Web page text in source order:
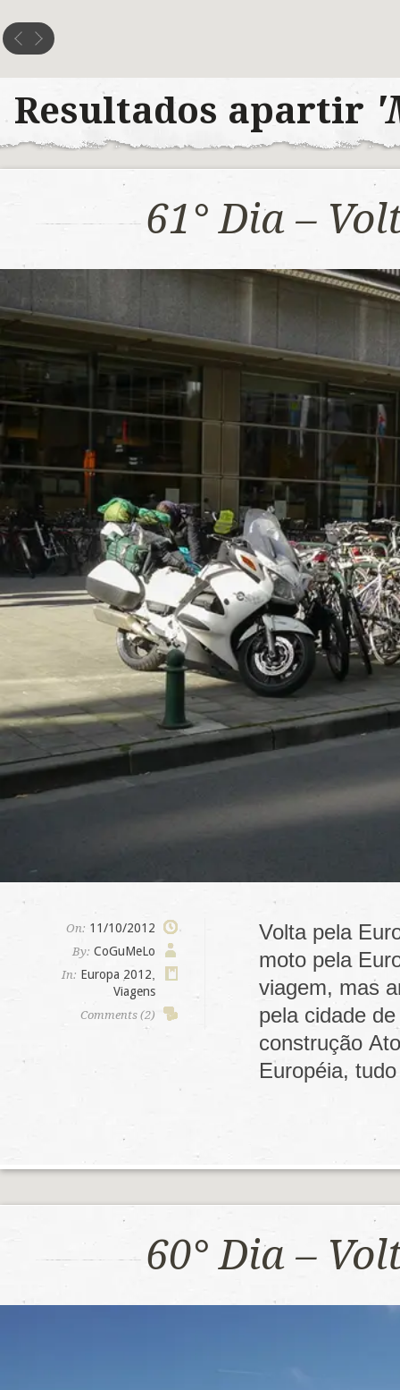
Resultados apartir
61° Dia –
On: 11/10/2012
By: CoGuMeLo
In: Europa 2012
Viagens
Comments (2)
Volta pela
moto pela
viagem, mas
pela cidade
construção
Européia,
60° Dia –